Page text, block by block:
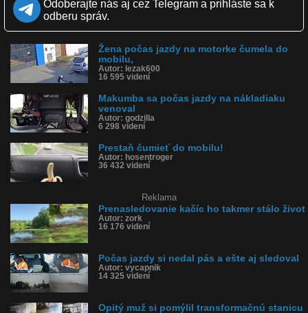
Kvalita: HD NQ
LQ
Zverejnené: 15.3.2024 16:16
Obľúbené: 2
Komentárov: 26
Dľžka: 0:41
Kategória: auto-moto
Tagy: rampa, rampa prepichla čelné sklo, mal šťastie,
nepozornosť, nepozorný vodič, čelné sklo, zranenie, telefón
História sledovanosti videa:
Odoberajte nás aj cez Telegram a prihláste sa k
odberu správ.
Žena počas jazdy na motorke čumela do
mobilu,
Autor: lezak600
16 595 videní
Makumba sa počas jazdy na nákladiaku
venoval
Autor: godzilla
6 298 videní
Prestaň čumieť do mobilu!
Autor: hosentroger
36 432 videní
Reklama
Prenasledovanie kačíc ho takmer stálo život
Autor: zork
16 176 videní
Počas jazdy si nedal pás a ešte aj sledoval
Autor: vycapnik
14 325 videní
Opitý muž si pomýlil transformačnú stanicu